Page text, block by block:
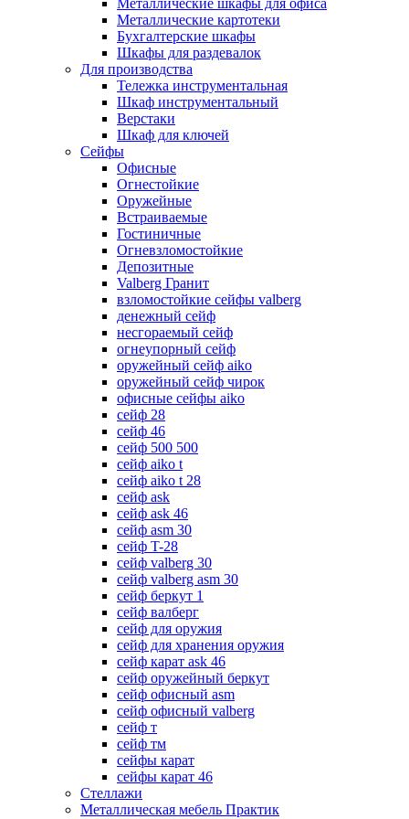
Металлические шкафы для офиса
Металлические картотеки
Бухгалтерские шкафы
Шкафы для раздевалок
Для производства
Тележка инструментальная
Шкаф инструментальный
Верстаки
Шкаф для ключей
Сейфы
Офисные
Огнестойкие
Оружейные
Встраиваемые
Гостиничные
Огневзломостойкие
Депозитные
Valberg Гранит
взломостойкие сейфы valberg
денежный сейф
несгораемый сейф
огнеупорный сейф
оружейный сейф aiko
оружейный сейф чирок
офисные сейфы aiko
сейф 28
сейф 46
сейф 500 500
сейф aiko t
сейф aiko t 28
сейф ask
сейф ask 46
сейф asm 30
сейф T-28
сейф valberg 30
сейф valberg asm 30
сейф беркут 1
сейф валберг
сейф для оружия
сейф для хранения оружия
сейф карат ask 46
сейф оружейный беркут
сейф офисный asm
сейф офисный valberg
сейф т
сейф тм
сейфы карат
сейфы карат 46
Стеллажи
Металлическая мебель Практик